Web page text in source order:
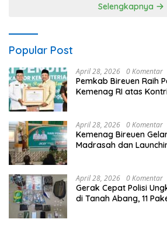
Selengkapnya
Popular Post
April 28, 2026 0 Komentar
Pemkab Bireuen Raih
Kemenag RI atas
April 28, 2026 0 Komentar
Kemenag Bireuen
Madrasah dan
April 28, 2026 0 Komentar
Gerak Cepat Polisi
di Tanah Abang, 11